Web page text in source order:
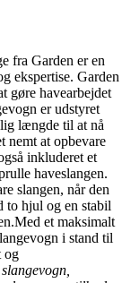
fra Garden er en
ekspertise. Garden
gøre havearbejdet
er udstyret
længde til at nå
nemt at opbevare
inkluderet et
haveslangen.
slangen, når den
to hjul og en stabil
et maksimalt
i stand til
og